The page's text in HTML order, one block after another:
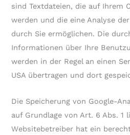
sind Textdateien, die auf Ihrem
werden und die eine Analyse
durch Sie ermöglichen. Die
Informationen über Ihre
werden in der Regel an einen
USA übertragen und dort
Die Speicherung von Google-
auf Grundlage von Art. 6 Abs. 1
Websitebetreiber hat ein